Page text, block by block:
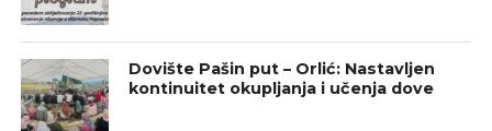
Dovište Pašin put – Orlić: Nastavljen
kontinuitet okupljanja i učenja dove